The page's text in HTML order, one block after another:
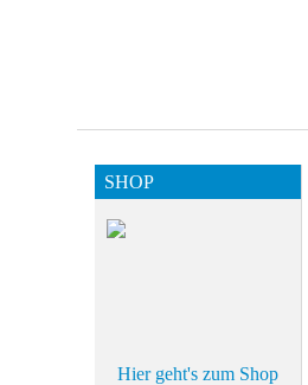
SHOP
Hier geht's zum Shop